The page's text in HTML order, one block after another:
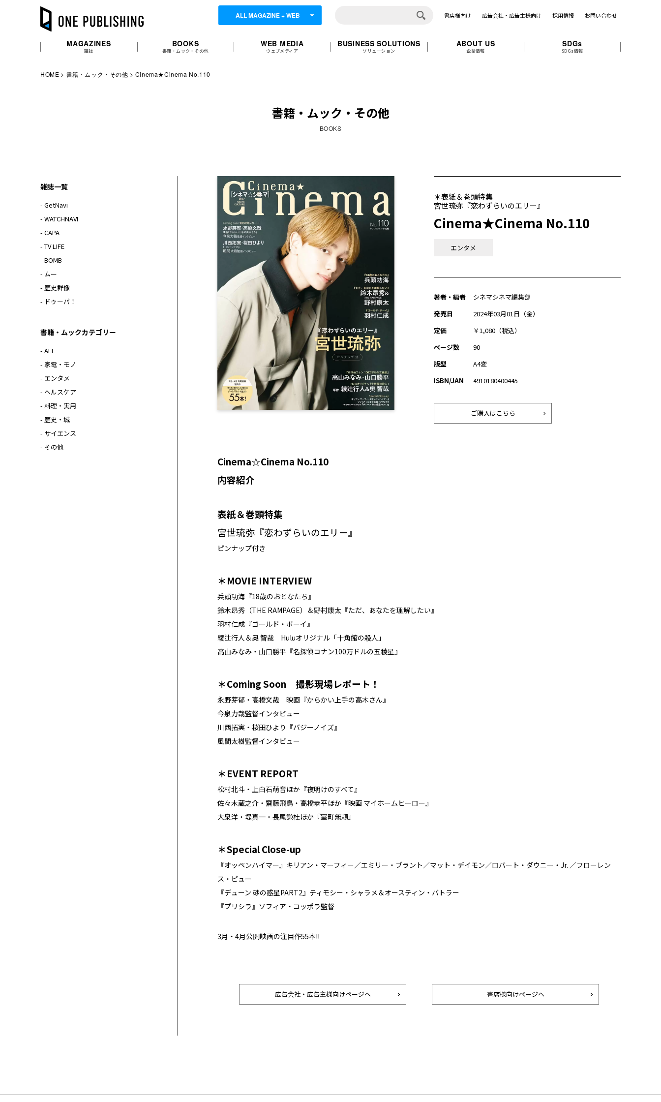
ALL MAGAZINE + WEB 書店様向け 広告会社・広告主様向け 採用情報 お問い合わせ
MAGAZINES
雑誌
BOOKS
書籍・ムック・その他
WEB MEDIA
ウェブメディア
BUSINESS SOLUTIONS
ソリューション
ABOUT US
企業情報
SDGs
SDGs情報
HOME 書籍・ムック・その他 Cinema★Cinema No.110
書籍・ムック・その他
BOOKS
＊表紙＆巻頭特集
宮世琉弥『恋わずらいのエリー』
Cinema★Cinema No.110
エンタメ
著者・編者
シネマシネマ編集部
発売日
2024年03月01日（金）
定価
￥1,080（税込）
ページ数
90
版型
A4変
ISBN/JAN
4910180400445
ご購入はこちら
Cinema☆Cinema No.110
内容紹介
表紙＆巻頭特集
宮世琉弥『恋わずらいのエリー』
ピンナップ付き
＊MOVIE INTERVIEW
兵頭功海『18歳のおとなたち』
鈴木昂秀（THE RAMPAGE）＆野村康太『ただ、あなたを理解したい』
羽村仁成『ゴールド・ボーイ』
綾辻行人＆奥 智哉 Huluオリジナル「十角館の殺人」
高山みなみ・山口勝平『名探偵コナン100万ドルの五稜星』
＊Coming Soon 撮影現場レポート！
永野芽郁・高橋文哉 映画『からかい上手の高木さん』
今泉力哉監督インタビュー
川西拓実・桜田ひより『バジーノイズ』
風間太樹監督インタビュー
＊EVENT REPORT
松村北斗・上白石萌音ほか『夜明けのすべて』
佐々木蔵之介・齋藤飛鳥・高橋恭平ほか『映画 マイホームヒーロー』
大泉洋・堤真一・長尾謙杜ほか『室町無頼』
＊Special Close-up
『オッペンハイマー』キリアン・マーフィー／エミリー・ブラント／マット・デイモン／ロバート・ダウニー・Jr. ／フローレン
ス・ピュー
『デューン 砂の惑星PART2』ティモシー・シャラメ＆オースティン・バトラー
『プリシラ』ソフィア・コッポラ監督
3月・4月公開映画の注目作55本!!
広告会社・広告主様向けページへ 書店様向けページへ
雑誌一覧
- GetNavi
- WATCHNAVI
- CAPA
- TV LIFE
- BOMB
- ムー
- 歴史群像
- ドゥーパ！
書籍・ムックカテゴリー
- ALL
- 家電・モノ
- エンタメ
- ヘルスケア
- 料理・実用
- 歴史・城
- サイエンス
- その他